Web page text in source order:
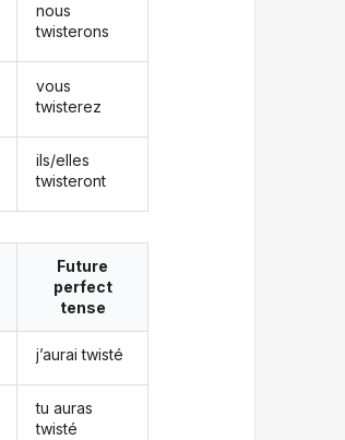
nous
twisterons
vous
twisterez
ils/elles
twisteront
Future
perfect
tense
j’aurai twisté
tu auras
twisté